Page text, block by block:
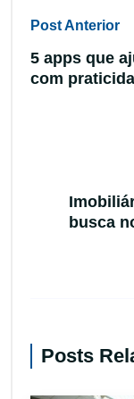
Post Anterior
5 apps que
com
busca
Posts